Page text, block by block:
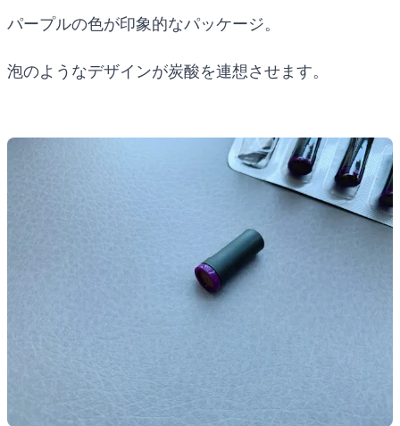
パープルの色が印象的なパッケージ。
泡のようなデザインが炭酸を連想させます。